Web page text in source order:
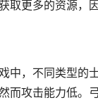
取更多的资源，
中，不同类型的
而攻击能力低。